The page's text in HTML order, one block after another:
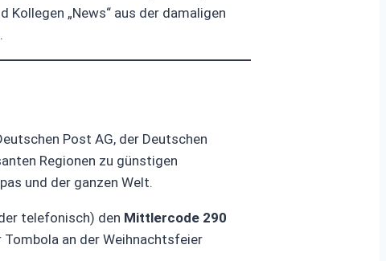
„News“ aus der damaligen
Post AG, der Deutschen
Regionen zu günstigen
und der ganzen Welt.
telefonisch) den Mittlercode 290
Tombola an der Weihnachtsfeier